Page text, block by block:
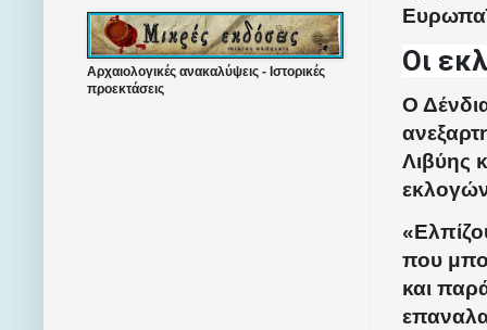
Οι
Ο
Λιβύης
που
και
Αρχαιολογικές ανακαλύψεις - Ιστορικές
προεκτάσεις